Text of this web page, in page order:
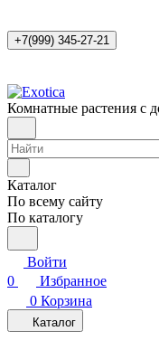
+7(999) 345-27-21
Комнатные растения с
Каталог
По всему сайту
По каталогу
Войти
0
Избранное
0 Корзина
Каталог